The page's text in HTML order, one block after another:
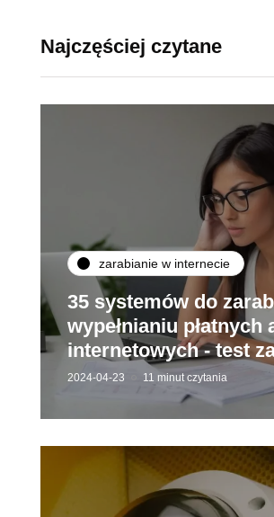
Najczęściej czytane
zarabianie w internecie
35 systemów do
wypełnianiu płatnych
internetowych - test
2024-04-23 11 minut czytania